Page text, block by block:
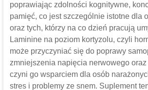
poprawiając zdolności kognitywne,
pamięć, co jest szczególnie istotne dla
oraz tych, którzy na co dzień pracują
Laminine na poziom kortyzolu, czyli
może przyczyniać się do poprawy
zmniejszenia napięcia nerwowego
czyni go wsparciem dla osób
stres i problemy ze snem. Suplement